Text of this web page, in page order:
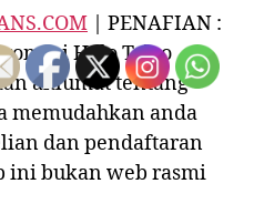
| PENAFIAN :
Halo Telco
aklumat tentang
memudahkan anda
dan pendaftaran
ini bukan web rasmi